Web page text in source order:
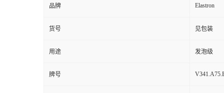
品牌 Elastron
货号 见包装
用途 发泡级
牌号